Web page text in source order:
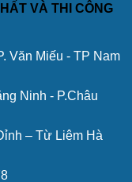
VÀ THI CÔNG
Văn Miếu - TP Nam
Ninh - P.Châu
– Từ Liêm Hà